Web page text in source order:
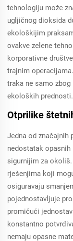
tehnologiju može
ugljičnog dioksida
ekološkijim
ovakve zelene
korporativne
trajnim
traka ne samo
ekoloških prednosti.
Otprilike
Jedna od značajnih
nedostatak
sigurnijim za
rješenjima koji
osiguravaju
pojednostavljuje
promičući
konstantno
nemaju opasne